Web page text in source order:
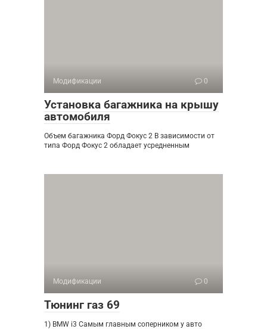
Модификации 0
Установка багажника на крышу
автомобиля
Объем багажника Форд Фокус 2 В зависимости от
типа Форд Фокус 2 обладает усредненным
Модификации 0
Тюнинг газ 69
1) BMW i3 Самым главным соперником у авто